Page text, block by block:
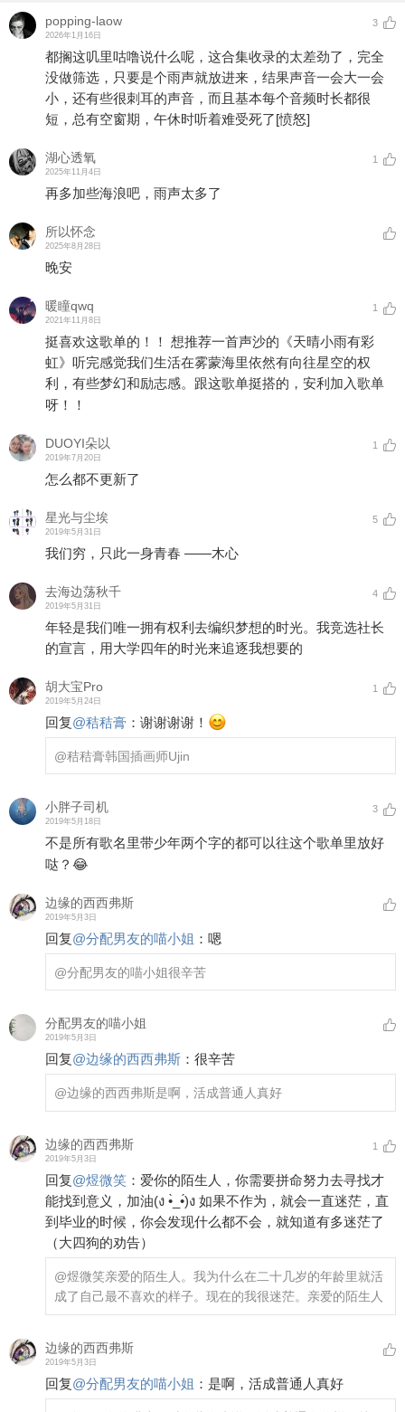
popping-laow
2026年1月16日
3
都搁这叽里咕噜说什么呢，这合集收录的太差劲了，完全
没做筛选，只要是个雨声就放进来，结果声音一会大一会
小，还有些很刺耳的声音，而且基本每个音频时长都很
短，总有空窗期，午休时听着难受死了[愤怒]
湖心透氧
2025年11月4日
1
再多加些海浪吧，雨声太多了
所以怀念
2025年8月28日
晚安
暖瞳qwq
2021年11月8日
1
挺喜欢这歌单的！！ 想推荐一首声沙的《天晴小雨有彩
虹》听完感觉我们生活在雾蒙海里依然有向往星空的权
利，有些梦幻和励志感。跟这歌单挺搭的，安利加入歌单
呀！！
DUOYI朵以
2019年7月20日
1
怎么都不更新了
星光与尘埃
2019年5月31日
5
我们穷，只此一身青春 ――木心
去海边荡秋千
2019年5月31日
4
年轻是我们唯一拥有权利去编织梦想的时光。我竞选社长
的宣言，用大学四年的时光来追逐我想要的
胡大宝Pro
2019年5月24日
1
回复@秸秸膏 ： 谢谢谢谢！
@秸秸膏韩国插画师Ujin
小胖子司机
2019年5月18日
3
不是所有歌名里带少年两个字的都可以往这个歌单里放好
哒？😂
边缘的西西弗斯
2019年5月3日
回复@分配男友的喵小姐 ： 嗯
@分配男友的喵小姐很辛苦
分配男友的喵小姐
2019年5月3日
回复@边缘的西西弗斯 ： 很辛苦
@边缘的西西弗斯是啊，活成普通人真好
边缘的西西弗斯
2019年5月3日
1
回复@煜微笑 ： 爱你的陌生人，你需要拼命努力去寻找才
能找到意义，加油(ง •̀_•́)ง 如果不作为，就会一直迷茫，直
到毕业的时候，你会发现什么都不会，就知道有多迷茫了
（大四狗的劝告）
@煜微笑亲爱的陌生人。我为什么在二十几岁的年龄里就活
成了自己最不喜欢的样子。现在的我很迷茫。亲爱的陌生人
边缘的西西弗斯
2019年5月3日
回复@分配男友的喵小姐 ： 是啊，活成普通人真好